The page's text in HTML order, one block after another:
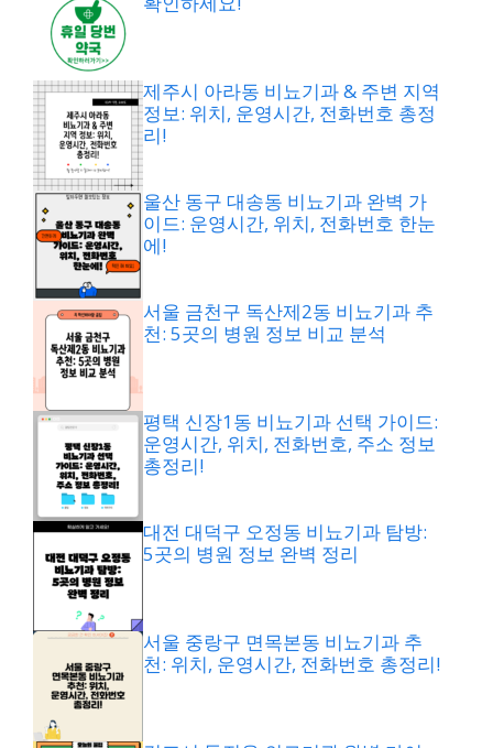
제주시 아라동 비뇨기과 & 주변 지역
정보: 위치, 운영시간, 전화번호 총정
리!
울산 동구 대송동 비뇨기과 완벽 가
이드: 운영시간, 위치, 전화번호 한눈
에!
서울 금천구 독산제2동 비뇨기과 추
천: 5곳의 병원 정보 비교 분석
평택 신장1동 비뇨기과 선택 가이드:
운영시간, 위치, 전화번호, 주소 정보
총정리!
대전 대덕구 오정동 비뇨기과 탐방:
5곳의 병원 정보 완벽 정리
서울 중랑구 면목본동 비뇨기과 추
천: 위치, 운영시간, 전화번호 총정리!